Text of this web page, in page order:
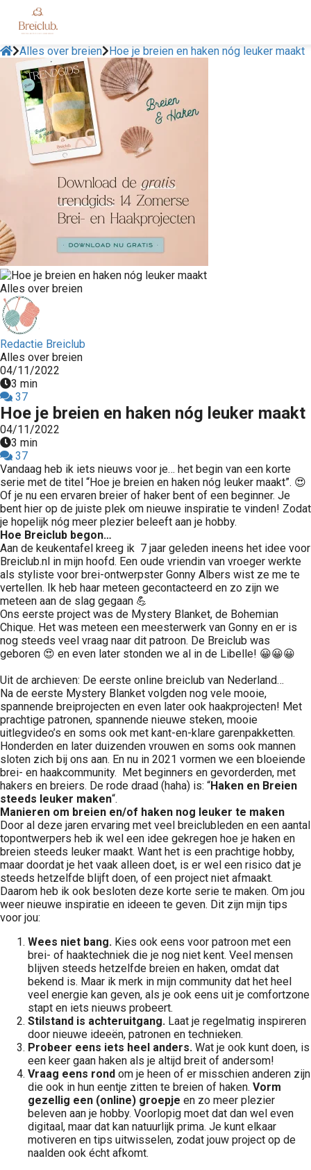
Alles over breien Hoe je breien en haken nóg leuker maakt
Alles over breien
Redactie Breiclub
Alles over breien
04/11/2022
3 min
37
Hoe je breien en haken nóg leuker maakt
04/11/2022
3 min
37
Vandaag heb ik iets nieuws voor je… het begin van een korte
serie met de titel “Hoe je breien en haken nóg leuker maakt”. 😍
Of je nu een ervaren breier of haker bent of een beginner. Je
bent hier op de juiste plek om nieuwe inspiratie te vinden! Zodat
je hopelijk nóg meer plezier beleeft aan je hobby.
Hoe Breiclub begon…
Aan de keukentafel kreeg ik 7 jaar geleden ineens het idee voor
Breiclub.nl in mijn hoofd. Een oude vriendin van vroeger werkte
als styliste voor brei-ontwerpster Gonny Albers wist ze me te
vertellen. Ik heb haar meteen gecontacteerd en zo zijn we
meteen aan de slag gegaan 💪
Ons eerste project was de Mystery Blanket, de Bohemian
Chique. Het was meteen een meesterwerk van Gonny en er is
nog steeds veel vraag naar dit patroon. De Breiclub was
geboren 😍 en even later stonden we al in de Libelle! 😀😀😀
Uit de archieven: De eerste online breiclub van Nederland…
Na de eerste Mystery Blanket volgden nog vele mooie,
spannende breiprojecten en even later ook haakprojecten! Met
prachtige patronen, spannende nieuwe steken, mooie
uitlegvideo’s en soms ook met kant-en-klare garenpakketten.
Honderden en later duizenden vrouwen en soms ook mannen
sloten zich bij ons aan. En nu in 2021 vormen we een bloeiende
brei- en haakcommunity. Met beginners en gevorderden, met
hakers en breiers. De rode draad (haha) is: “Haken en Breien
steeds leuker maken“.
Manieren om breien en/of haken nog leuker te maken
Door al deze jaren ervaring met veel breiclubleden en een aantal
topontwerpers heb ik wel een idee gekregen hoe je haken en
breien steeds leuker maakt. Want het is een prachtige hobby,
maar doordat je het vaak alleen doet, is er wel een risico dat je
steeds hetzelfde blijft doen, of een project niet afmaakt.
Daarom heb ik ook besloten deze korte serie te maken. Om jou
weer nieuwe inspiratie en ideeen te geven. Dit zijn mijn tips
voor jou:
Wees niet bang. Kies ook eens voor patroon met een
brei- of haaktechniek die je nog niet kent. Veel mensen
blijven steeds hetzelfde breien en haken, omdat dat
bekend is. Maar ik merk in mijn community dat het heel
veel energie kan geven, als je ook eens uit je comfortzone
stapt en iets nieuws probeert.
Stilstand is achteruitgang. Laat je regelmatig inspireren
door nieuwe ideeën, patronen en technieken.
Probeer eens iets heel anders. Wat je ook kunt doen, is
een keer gaan haken als je altijd breit of andersom!
Vraag eens rond om je heen of er misschien anderen zijn
die ook in hun eentje zitten te breien of haken. Vorm
gezellig een (online) groepje en zo meer plezier
beleven aan je hobby. Voorlopig moet dat dan wel even
digitaal, maar dat kan natuurlijk prima. Je kunt elkaar
motiveren en tips uitwisselen, zodat jouw project op de
naalden ook écht afkomt.